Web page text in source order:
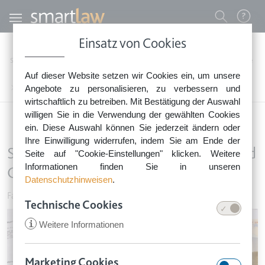
Einsatz von Cookies
Auf dieser Website setzen wir Cookies ein, um unsere
Angebote zu personalisieren, zu verbessern und
wirtschaftlich zu betreiben. Mit Bestätigung der Auswahl
willigen Sie in die Verwendung der gewählten Cookies
ein. Diese Auswahl können Sie jederzeit ändern oder
Ihre Einwilligung widerrufen, indem Sie am Ende der
Seite auf "Cookie-Einstellungen" klicken. Weitere
Informationen finden Sie in unseren
Datenschutzhinweisen.
Technische Cookies
i Weitere Informationen
Direkt zum Inhalt
0800 - 268 4 268 (kostenfrei)
Sie erreichen unser Service-Team:
Montag bis Freitag: 8-18 Uhr
Keine Rechtsberatung.
Benutzermenü
Startseite Familie & Vorsorge
Sonderkündigungsrecht bei Strom und Gas auch bei Preiserhöhung
Sonderkündigungsrecht bei Strom und
Gas auch bei Preiserhöhung
Familie & Vorsorge
Image